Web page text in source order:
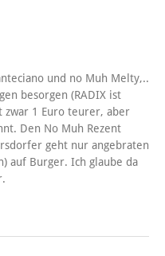
und no Muh Melty,..
besorgen (RADIX ist
zwar 1 Euro teurer, aber
Den No Muh Rezent
geht nur angebraten
auf Burger. Ich glaube da